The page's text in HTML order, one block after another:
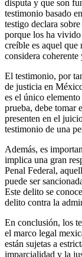
disputa y que son
testimonio basado
testigo declara
porque los ha
creíble es aquel que
considera
El testimonio, por
de justicia en
es el único
prueba, debe tomar
presenten en el
testimonio de una
Además, es
implica una gran
Penal Federal,
puede ser
Este delito se
delito contra la
En conclusión, los
el marco legal
están sujetas a
imparcialidad y la